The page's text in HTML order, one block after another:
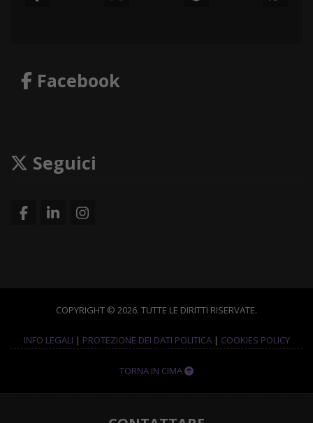
Facebook
Seguici
COPYRIGHT © 2026. TUTTE LE DIRITTI RISERVATE.
INFO LEGALI | PROTEZIONE DEI DATI POLITICA| COOKIES POLICY
TORNA IN CIMA